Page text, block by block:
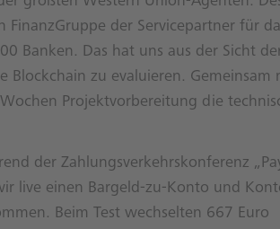
der Servicepartner für
Banken. Das hat uns aus der Sicht
Blockchain zu evaluieren. Gemeinsam
Projektvorbereitung die
der Zahlungsverkehrskonferenz
live einen Bargeld-zu-Konto und
Beim Test wechselten 667 Euro